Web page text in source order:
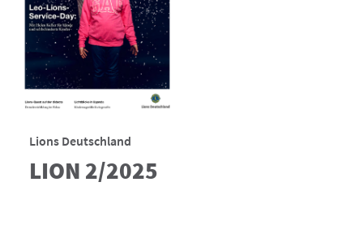
Lions Deutschland
LION 2/2025